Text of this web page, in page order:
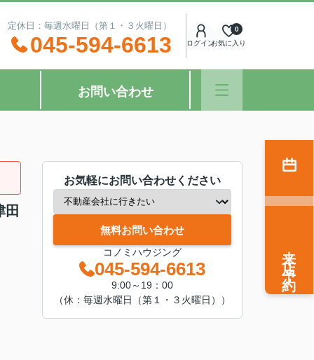
休日：毎週水曜日（第１・３火曜日）
045-594-6613 ログインお気に入り
0
お問い合わせ
お気軽にお問い合わせください
無料お問い合わせ
コノミハウジング
045-594-6613
9:00～19：00
（休：毎週水曜日（第１・３火曜日））
来店予約